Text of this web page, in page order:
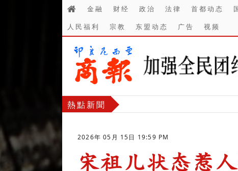
金融 财经 政治 法律 首都动态
人民福利
宗教 东盟动态 广告 视频
熱點新聞
2026年 05月 15日 19:59 PM
宋祖儿状态惹